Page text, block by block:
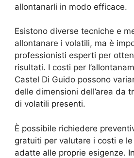
allontanarli in modo efficace.
Esistono diverse tecniche e
allontanare i volatili, ma è
professionisti esperti per
risultati. I costi per
Castel Di Guido possono
delle dimensioni dell’area da
di volatili presenti.
È possibile richiedere
gratuiti per valutare i costi e
adatte alle proprie esigenze.